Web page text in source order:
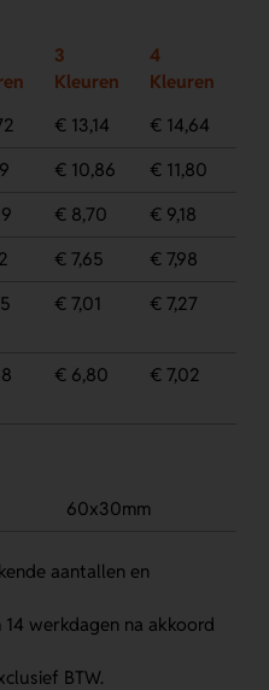
3
Kleuren
4
Kleuren
€ 13,14
€ 14,64
€ 10,86
€ 11,80
€ 8,70
€ 9,18
€ 7,65
€ 7,98
€ 7,01 € 7,27
€ 6,80 € 7,02
60x30mm
aantallen en
werkdagen na akkoord
BTW.